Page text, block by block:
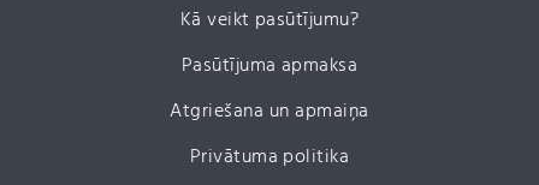
Kā veikt pasūtījumu?
Pasūtījuma apmaksa
Atgriešana un apmaiņa
Privātuma politika